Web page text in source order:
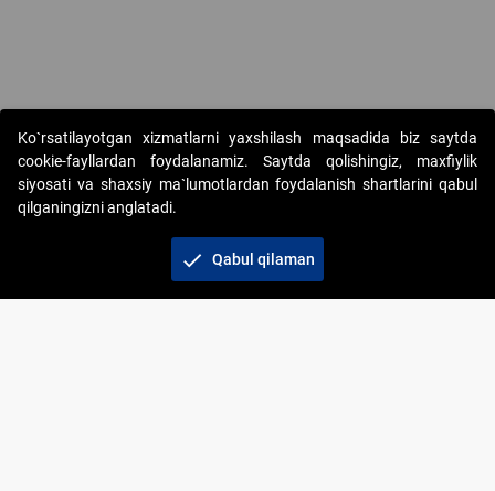
Copyright © 2017-2026. "Elektron onlayn-auksionlarni tashkil etish"
AJ. Barcha huquqlar himoyalangan
+998 71 202-21-11
Ko`rsatilayotgan xizmatlarni yaxshilash maqsadida biz saytda
cookie-fayllardan foydalanamiz. Saytda qolishingiz, maxfiylik
siyosati va shaxsiy ma`lumotlardan foydalanish shartlarini qabul
qilganingizni anglatadi.
check Qabul qilaman